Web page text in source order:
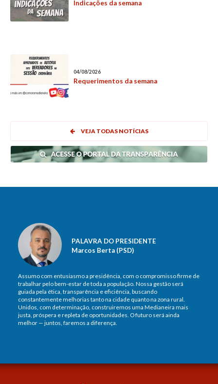
Indicações da semana
04/08/2026
Requerimentos da semana
VEJA TODAS NOTÍCIAS
PALAVRA DO PRESIDENTE
Marcos Berta (PSD)
Assumo com entusiasmo a presidência, com o compromisso firme de
trabalhar pelo bem-estar de toda a população. Nossa gestão será
guiada pela ética, transparência e eficiência, buscando
constantemente melhorias tanto na cidade quanto na zona rural.
Unidos, com determinação, construiremos uma Medianeira mais
justa, próspera e repleta de oportunidades. O futuro será ainda
melhor — juntos, faremos a diferença.